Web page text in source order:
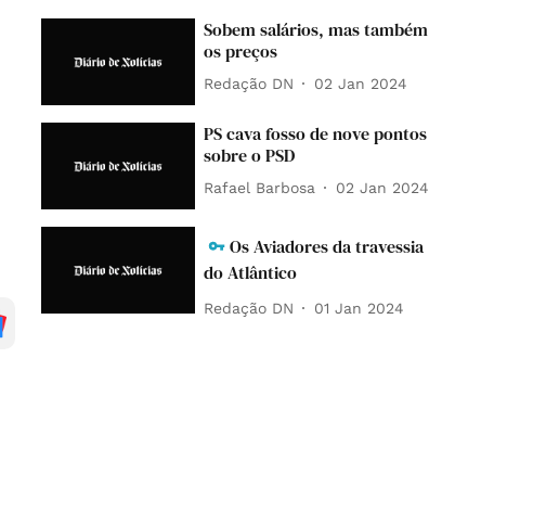
Sobem salários, mas também
os preços
Redação DN 02 Jan 2024
PS cava fosso de nove pontos
sobre o PSD
Rafael Barbosa 02 Jan 2024
Os Aviadores da travessia
do Atlântico
Redação DN 01 Jan 2024